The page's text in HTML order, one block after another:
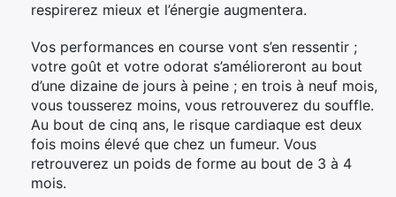
respirerez mieux et l’énergie augmentera.
Vos performances en course vont s’en ressentir ;
votre goût et votre odorat s’amélioreront au bout
d’une dizaine de jours à peine ; en trois à neuf mois,
vous tousserez moins, vous retrouverez du souffle.
Au bout de cinq ans, le risque cardiaque est deux
fois moins élevé que chez un fumeur. Vous
retrouverez un poids de forme au bout de 3 à 4
mois.